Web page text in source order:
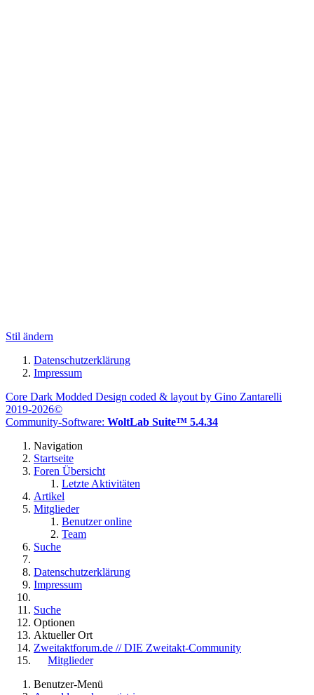
Stil ändern
Datenschutzerklärung
Impressum
Core Dark Modded Design coded & layout by Gino Zantarelli
2019-2026©
Community-Software: WoltLab Suite™ 5.4.34
Navigation
Startseite
Foren Übersicht
Letzte Aktivitäten
Artikel
Mitglieder
Benutzer online
Team
Suche
Datenschutzerklärung
Impressum
Suche
Optionen
Aktueller Ort
Zweitaktforum.de // DIE Zweitakt-Community
Mitglieder
Benutzer-Menü